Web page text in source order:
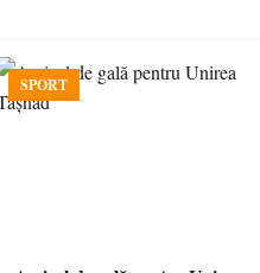
SPORT